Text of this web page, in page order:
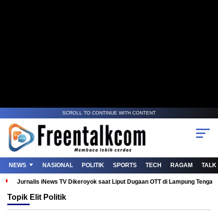
SCROLL TO CONTINUE WITH CONTENT
NEWS NASIONAL POLITIK SPORTS TECH RAGAM TALK
Jurnalis iNews TV Dikeroyok saat Liput Dugaan OTT di Lampung
Topik Elit Politik